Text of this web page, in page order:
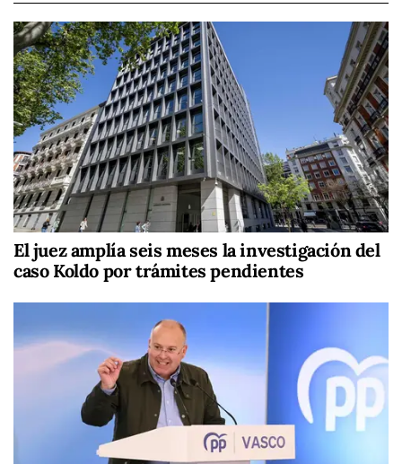
El juez amplía seis meses la investigación del
caso Koldo por trámites pendientes